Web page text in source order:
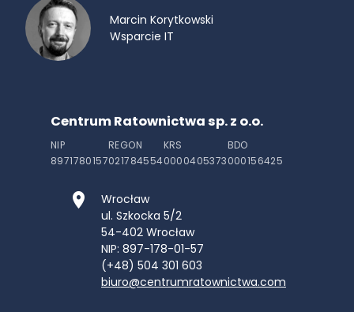
Marcin Korytkowski
Wsparcie IT
Centrum Ratownictwa sp. z o.o.
NIP
8971780157
REGON
021784554
KRS
0000405373
BDO
000156425
Wrocław
ul. Szkocka 5/2
54-402 Wrocław
NIP: 897-178-01-57
(+48) 504 301 603
biuro@centrumratownictwa.com